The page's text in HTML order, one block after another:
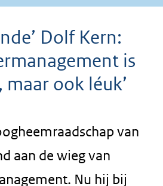
Dolf Kern:
is
ook léuk’
van
aan de wieg van
Nu hij bij